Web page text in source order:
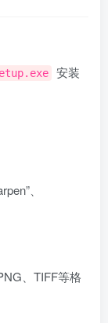
安装
、
、TIFF等格